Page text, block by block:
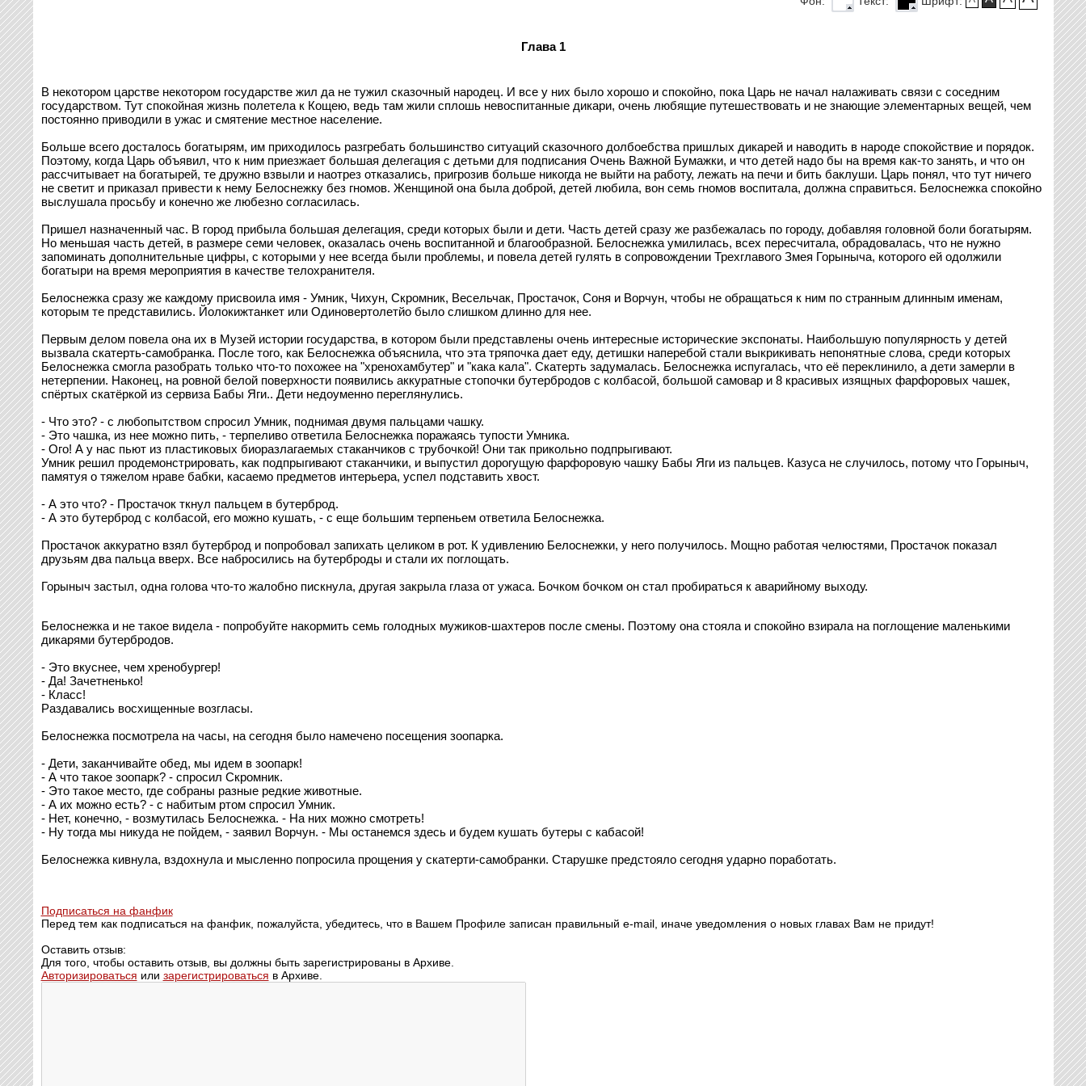
Глава 1
В некотором царстве некотором государстве жил да не тужил сказочный народец. И все у них было хорошо и спокойно, пока Царь не начал налаживать связи с соседним
государством. Тут спокойная жизнь полетела к Кощею, ведь там жили сплошь невоспитанные дикари, очень любящие путешествовать и не знающие элементарных вещей, чем
постоянно приводили в ужас и смятение местное население.
Больше всего досталось богатырям, им приходилось разгребать большинство ситуаций сказочного долбоебства пришлых дикарей и наводить в народе спокойствие и порядок.
Поэтому, когда Царь объявил, что к ним приезжает большая делегация с детьми для подписания Очень Важной Бумажки, и что детей надо бы на время как-то занять, и что он
рассчитывает на богатырей, те дружно взвыли и наотрез отказались, пригрозив больше никогда не выйти на работу, лежать на печи и бить баклуши. Царь понял, что тут ничего
не светит и приказал привести к нему Белоснежку без гномов. Женщиной она была доброй, детей любила, вон семь гномов воспитала, должна справиться. Белоснежка спокойно
выслушала просьбу и конечно же любезно согласилась.
Пришел назначенный час. В город прибыла большая делегация, среди которых были и дети. Часть детей сразу же разбежалась по городу, добавляя головной боли богатырям.
Но меньшая часть детей, в размере семи человек, оказалась очень воспитанной и благообразной. Белоснежка умилилась, всех пересчитала, обрадовалась, что не нужно
запоминать дополнительные цифры, с которыми у нее всегда были проблемы, и повела детей гулять в сопровождении Трехглавого Змея Горыныча, которого ей одолжили
богатыри на время мероприятия в качестве телохранителя.
Белоснежка сразу же каждому присвоила имя - Умник, Чихун, Скромник, Весельчак, Простачок, Соня и Ворчун, чтобы не обращаться к ним по странным длинным именам,
которым те представились. Йолокижтанкет или Одиновертолетйо было слишком длинно для нее.
Первым делом повела она их в Музей истории государства, в котором были представлены очень интересные исторические экспонаты. Наибольшую популярность у детей
вызвала скатерть-самобранка. После того, как Белоснежка объяснила, что эта тряпочка дает еду, детишки наперебой стали выкрикивать непонятные слова, среди которых
Белоснежка смогла разобрать только что-то похожее на "хренохамбутер" и "кака кала". Скатерть задумалась. Белоснежка испугалась, что её переклинило, а дети замерли в
нетерпении. Наконец, на ровной белой поверхности появились аккуратные стопочки бутербродов с колбасой, большой самовар и 8 красивых изящных фарфоровых чашек,
спёртых скатёркой из сервиза Бабы Яги.. Дети недоуменно переглянулись.
- Что это? - с любопытством спросил Умник, поднимая двумя пальцами чашку.
- Это чашка, из нее можно пить, - терпеливо ответила Белоснежка поражаясь тупости Умника.
- Ого! А у нас пьют из пластиковых биоразлагаемых стаканчиков с трубочкой! Они так прикольно подпрыгивают.
Умник решил продемонстрировать, как подпрыгивают стаканчики, и выпустил дорогущую фарфоровую чашку Бабы Яги из пальцев. Казуса не случилось, потому что Горыныч,
памятуя о тяжелом нраве бабки, касаемо предметов интерьера, успел подставить хвост.
- А это что? - Простачок ткнул пальцем в бутерброд.
- А это бутерброд с колбасой, его можно кушать, - с еще большим терпеньем ответила Белоснежка.
Простачок аккуратно взял бутерброд и попробовал запихать целиком в рот. К удивлению Белоснежки, у него получилось. Мощно работая челюстями, Простачок показал
друзьям два пальца вверх. Все набросились на бутерброды и стали их поглощать.
Горыныч застыл, одна голова что-то жалобно пискнула, другая закрыла глаза от ужаса. Бочком бочком он стал пробираться к аварийному выходу.
Белоснежка и не такое видела - попробуйте накормить семь голодных мужиков-шахтеров после смены. Поэтому она стояла и спокойно взирала на поглощение маленькими
дикарями бутербродов.
- Это вкуснее, чем хренобургер!
- Да! Зачетненько!
- Класс!
Раздавались восхищенные возгласы.
Белоснежка посмотрела на часы, на сегодня было намечено посещения зоопарка.
- Дети, заканчивайте обед, мы идем в зоопарк!
- А что такое зоопарк? - спросил Скромник.
- Это такое место, где собраны разные редкие животные.
- А их можно есть? - с набитым ртом спросил Умник.
- Нет, конечно, - возмутилась Белоснежка. - На них можно смотреть!
- Ну тогда мы никуда не пойдем, - заявил Ворчун. - Мы останемся здесь и будем кушать бутеры с кабасой!
Белоснежка кивнула, вздохнула и мысленно попросила прощения у скатерти-самобранки. Старушке предстояло сегодня ударно поработать.
Подписаться на фанфик
Перед тем как подписаться на фанфик, пожалуйста, убедитесь, что в Вашем Профиле записан правильный e-mail, иначе уведомления о новых главах Вам не придут!
Оставить отзыв:
Для того, чтобы оставить отзыв, вы должны быть зарегистрированы в Архиве.
Авторизироваться или зарегистрироваться в Архиве.